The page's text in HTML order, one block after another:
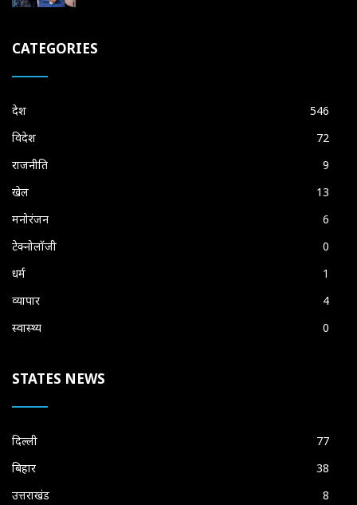
CATEGORIES
देश
546
विदेश
72
राजनीति
9
खेल
13
मनोरंजन
6
टेक्नोलॉजी
0
धर्म
1
व्यापार
4
स्वास्थ्य
0
STATES NEWS
दिल्ली
77
बिहार
38
उत्तराखंड
8